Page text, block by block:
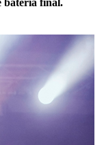
batería final.